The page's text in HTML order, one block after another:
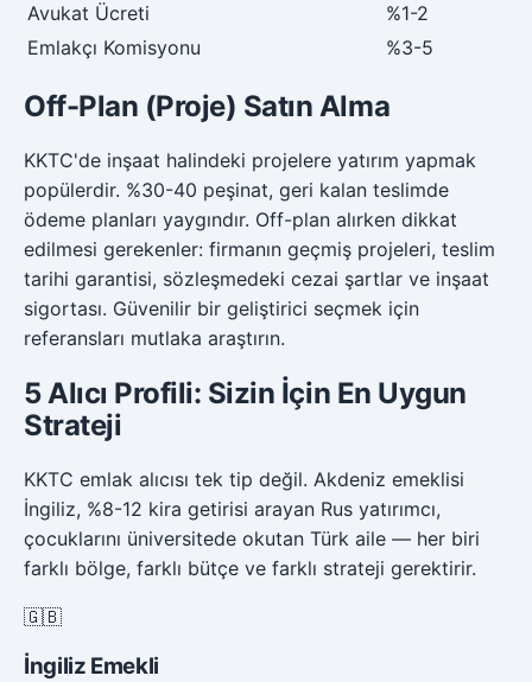
Avukat Ücreti
%1-2
Emlakçı Komisyonu
%3-5
Off-Plan (Proje) Satın Alma
KKTC'de inşaat halindeki projelere yatırım yapmak
popülerdir. %30-40 peşinat, geri kalan teslimde
ödeme planları yaygındır. Off-plan alırken dikkat
edilmesi gerekenler: firmanın geçmiş projeleri, teslim
tarihi garantisi, sözleşmedeki cezai şartlar ve inşaat
sigortası. Güvenilir bir geliştirici seçmek için
referansları mutlaka araştırın.
5 Alıcı Profili: Sizin İçin En Uygun
Strateji
KKTC emlak alıcısı tek tip değil. Akdeniz emeklisi
İngiliz, %8-12 kira getirisi arayan Rus yatırımcı,
çocuklarını üniversitede okutan Türk aile — her biri
farklı bölge, farklı bütçe ve farklı strateji gerektirir.
🇬🇧
İngiliz Emekli